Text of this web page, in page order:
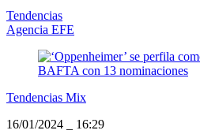
Tendencias
Agencia EFE
Tendencias Mix
16/01/2024
16:29